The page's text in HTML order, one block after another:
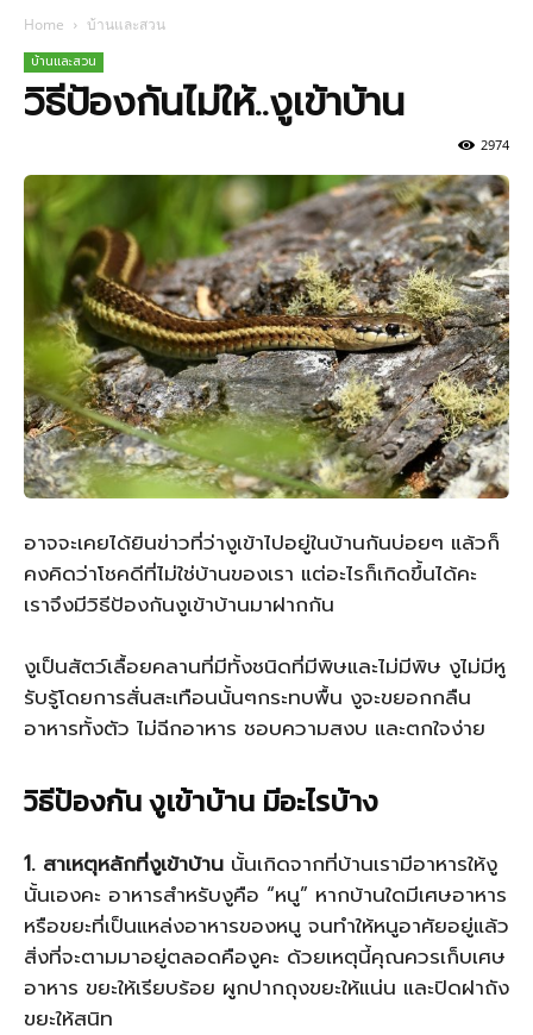
Home บ้านและสวน
บ้านและสวน
วิธีป้องกันไม่ให้..งูเข้าบ้าน
2974
อาจจะเคยได้ยินข่าวที่ว่างูเข้าไปอยู่ในบ้านกันบ่อยๆ แล้วก็
คงคิดว่าโชคดีที่ไม่ใช่บ้านของเรา แต่อะไรก็เกิดขึ้นได้คะ
เราจึงมีวิธีป้องกันงูเข้าบ้านมาฝากกัน
งูเป็นสัตว์เลื้อยคลานที่มีทั้งชนิดที่มีพิษและไม่มีพิษ งูไม่มีหู
รับรู้โดยการสั่นสะเทือนนั้นๆกระทบพื้น งูจะขยอกกลืน
อาหารทั้งตัว ไม่ฉีกอาหาร ชอบความสงบ และตกใจง่าย
วิธีป้องกัน งูเข้าบ้าน มีอะไรบ้าง
1. สาเหตุหลักที่งูเข้าบ้าน นั้นเกิดจากที่บ้านเรามีอาหารให้งู
นั้นเองคะ อาหารสำหรับงูคือ “หนู” หากบ้านใดมีเศษอาหาร
หรือขยะที่เป็นแหล่งอาหารของหนู จนทำให้หนูอาศัยอยู่แล้ว
สิ่งที่จะตามมาอยู่ตลอดคืองูคะ ด้วยเหตุนี้คุณควรเก็บเศษ
อาหาร ขยะให้เรียบร้อย ผูกปากถุงขยะให้แน่น และปิดฝาถัง
ขยะให้สนิท